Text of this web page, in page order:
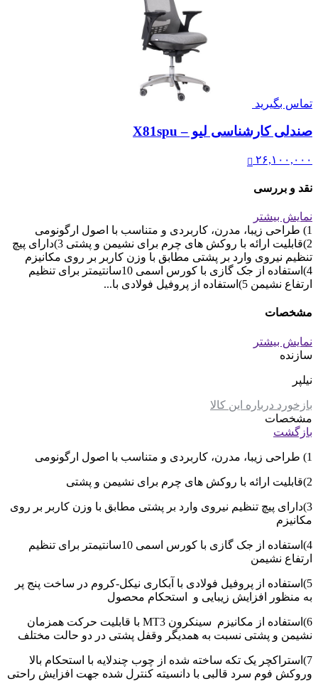
تماس بگیرید
صندلی کارشناسی لیو – X81spu
۲۶,۱۰۰,۰۰۰
نقد و بررسی
نمایش بیشتر
1) طراحی زیبا، مدرن، کاربردی و متناسب با اصول ارگونومی
2)قابلیت ارائه با روکش های چرم برای نشیمن و پشتی 3)دارای پیچ
تنظیم نیروی وارد بر پشتی مطابق با وزن کاربر بر روی مکانیزم
4)استفاده از جک گازی با کورس اسمی 10سانتیمتر برای تنظیم
ارتفاع نشیمن 5)استفاده از پروفیل فولادی با...
مشخصات
نمایش بیشتر
سازنده
نیلپر
بازخورد درباره این کالا
مشخصات
بازگشت
1) طراحی زیبا، مدرن، کاربردی و متناسب با اصول ارگونومی
2)قابلیت ارائه با روکش های چرم برای نشیمن و پشتی
3)دارای پیچ تنظیم نیروی وارد بر پشتی مطابق با وزن کاربر بر روی
مکانیزم
4)استفاده از جک گازی با کورس اسمی 10سانتیمتر برای تنظیم
ارتفاع نشیمن
5)استفاده از پروفیل فولادی با آبکاری نیکل-کروم در ساخت پنج پر
به منظور افزایش زیبایی و استحکام محصول
6)استفاده از مکانیزم سینکرون MT3 با قابلیت حرکت همزمان
نشیمن و پشتی نسبت به همدیگر وقفل پشتی در دو حالت مختلف
7)استراکچر یک تکه ساخته شده از چوب چندلایه با استحکام بالا
وروکش فوم سرد قالبی با دانسیته کنترل شده جهت افزایش راحتی